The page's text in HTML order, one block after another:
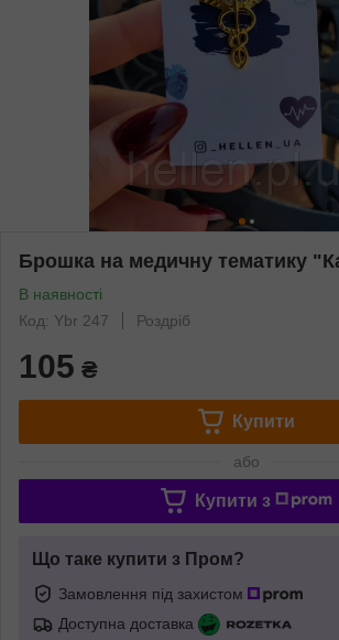
Брошка на медичну тематику
В наявності
Код: Ybr 247
Роздріб
105 ₴
Купити
або
Купити з
Що таке купити з Пром?
Замовлення під захистом
Доступна доставка